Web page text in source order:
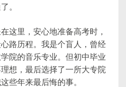
。
这里，安心地准备高考时，
路历程。我是个盲人，曾经
院的音乐专业。但初中毕业
想，最后选择了一所大专院
些年来最后悔的事。